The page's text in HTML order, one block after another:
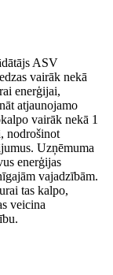
ASV
vairāk nekā
enerģijai,
atjaunojamo
vairāk nekā 1
nodrošinot
Uzņēmuma
enerģijas
vajadzībām.
tas kalpo,
veicina